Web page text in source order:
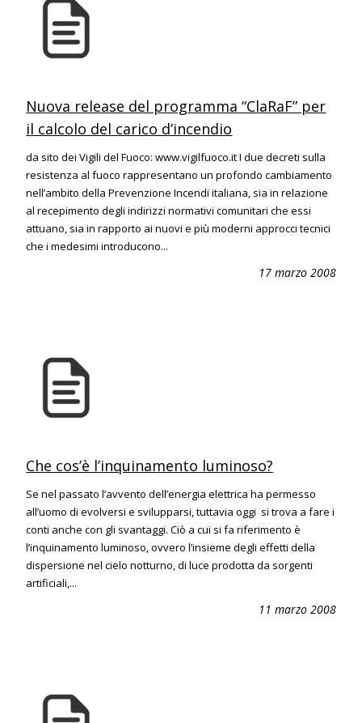
Nuova release del programma “ClaRaF” per
il calcolo del carico d’incendio
da sito dei Vigili del Fuoco: www.vigilfuoco.it I due decreti sulla
resistenza al fuoco rappresentano un profondo cambiamento
nell’ambito della Prevenzione Incendi italiana, sia in relazione
al recepimento degli indirizzi normativi comunitari che essi
attuano, sia in rapporto ai nuovi e più moderni approcci tecnici
che i medesimi introducono...
17 marzo 2008
Che cos’è l’inquinamento luminoso?
Se nel passato l’avvento dell’energia elettrica ha permesso
all’uomo di evolversi e svilupparsi, tuttavia oggi si trova a fare i
conti anche con gli svantaggi. Ciò a cui si fa riferimento è
l’inquinamento luminoso, ovvero l’insieme degli effetti della
dispersione nel cielo notturno, di luce prodotta da sorgenti
artificiali,...
11 marzo 2008